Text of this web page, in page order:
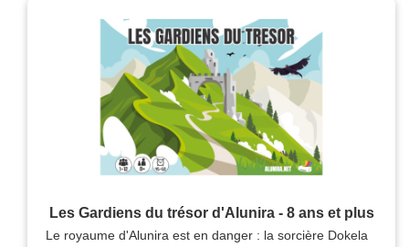
Les Gardiens du trésor d'Alunira - 8 ans et plus
Le royaume d'Alunira est en danger : la sorcière Dokela